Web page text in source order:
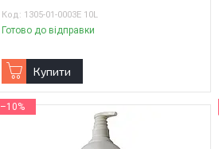
1305-01-0003E 10L
Готово до відправки
Купити
–10%